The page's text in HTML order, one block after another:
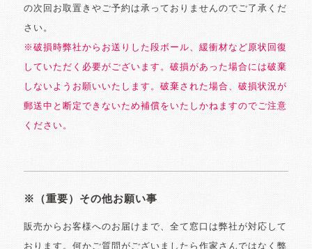
の次回お取置きやご予約は承っておりませんのでご了承くだ
さい。
※破損時弊社からお送りした段ボール、緩衝材など原状回復
していただく必要がございます。破損があった場合には破棄
しないようお願いいたします。破棄された場合、破損状況が
郵送中と断定できないため補償をいたしかねますのでご注意
ください。
※（重要）その他お願い事
販売からお客様へのお届けまで、全て窓口は弊社が対応して
おります。何かご質問がございましたら作家さんではなく弊